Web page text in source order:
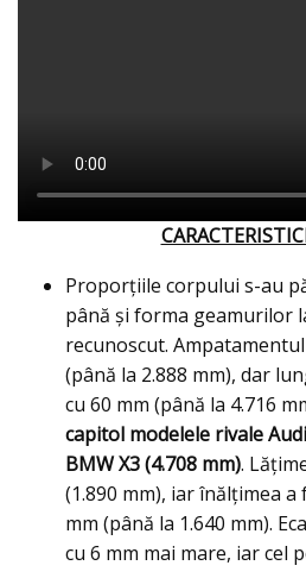
Proporţiile corpului s-au
până și forma geamurilor
recunoscut.
(până la 2.888 mm), dar
cu 60 mm (până la 4.716
capitol modelele rivale
BMW X3 (4.708 mm).
(1.890 mm), iar înălțimea
mm (până la 1.640 mm).
cu 6 mm mai mare, iar cel